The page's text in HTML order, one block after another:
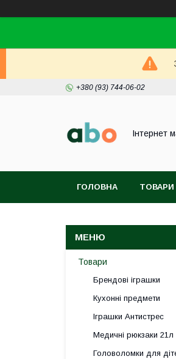
+380 (93) 744-06-02
Інтернет
ГОЛОВНА ТОВАРИ
Товари
Брендові іграшки
Кухонні предмети
Іграшки Антистрес
Медичні рюкзаки 21л
Головоломки для